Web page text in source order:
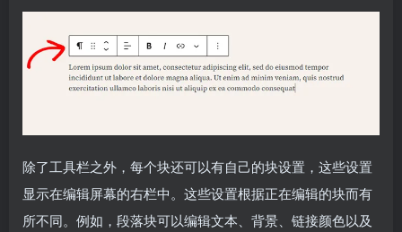
除了工具栏之外，每个块还可以有自己的块设置，这些设置
显示在编辑屏幕的右栏中。这些设置根据正在编辑的块而有
所不同。例如，段落块可以编辑文本、背景、链接颜色以及